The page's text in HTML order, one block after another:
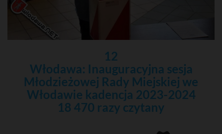
12
Włodawa: Inauguracyjna sesja
Młodzieżowej Rady Miejskiej we
Włodawie kadencja 2023-2024
18 470 razy czytany